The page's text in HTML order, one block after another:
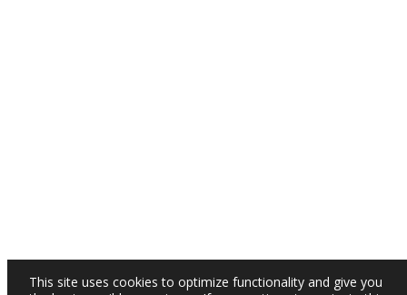
This site uses cookies to optimize functionality and give you